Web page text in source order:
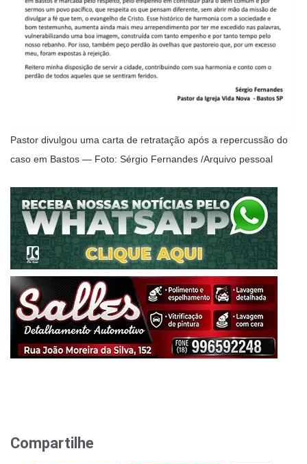
Pastor divulgou uma carta de retratação após a repercussão do
caso em Bastos — Foto: Sérgio Fernandes /Arquivo pessoal
Compartilhe